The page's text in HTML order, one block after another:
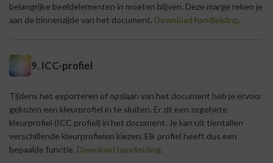
belangrijke beeldelementen in moeten blijven. Deze marge reken je
aan de binnenzijde van het document. Download handleiding.
9. ICC-profiel
Tijdens het exporteren of opslaan van het document heb je ervoor
gekozen een kleurprofiel in te sluiten. Er zit een zogehete
kleurprofiel (ICC profiel) in het document. Je kan uit tientallen
verschillende kleurprofielen kiezen. Elk profiel heeft dus een
bepaalde functie. Download handleiding.